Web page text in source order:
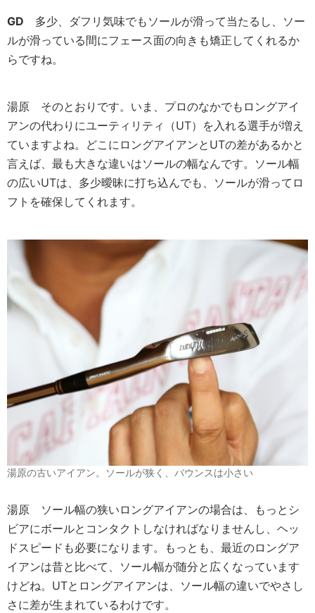
GD 多少、ダフリ気味でもソールが滑って当たるし、ソー
ルが滑っている間にフェース面の向きも矯正してくれるか
らですね。
湯原 そのとおりです。いま、プロのなかでもロングアイ
アンの代わりにユーティリティ（UT）を入れる選手が増え
ていますよね。どこにロングアイアンとUTの差があるかと
言えば、最も大きな違いはソールの幅なんです。ソール幅
の広いUTは、多少曖昧に打ち込んでも、ソールが滑ってロ
フトを確保してくれます。
湯原の古いアイアン。ソールが狭く、バウンスは小さい
湯原 ソール幅の狭いロングアイアンの場合は、もっとシ
ビアにボールとコンタクトしなければなりませんし、ヘッ
ドスピードも必要になります。もっとも、最近のロングア
イアンは昔と比べて、ソール幅が随分と広くなっています
けどね。UTとロングアイアンは、ソール幅の違いでやさし
さに差が生まれているわけです。